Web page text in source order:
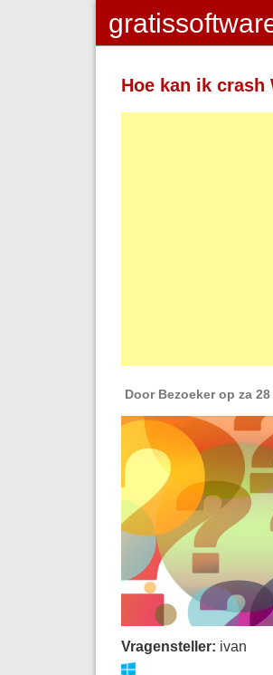
Hoe kan ik crash
Door Bezoekerop za 28
Vragensteller: ivan
Toegelaten
<strong> <br>